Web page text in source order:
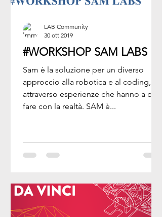
#WORKSHOP SAM LABS
Sam è la soluzione per un diverso
approccio alla robotica e al coding,
attraverso esperienze che hanno a che
fare con la realtà. SAM è...
LAB Community
30 ott 2019